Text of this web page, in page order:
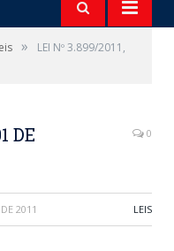
»
LEI Nº 3.899/2011,
DE
0
2011 LEIS